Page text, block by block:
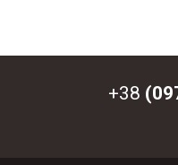
+38